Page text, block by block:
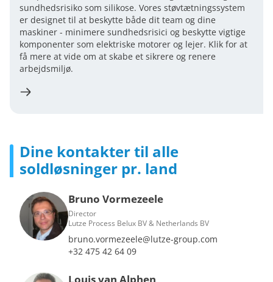
sundhedsrisiko som silikose. Vores støvtætningssystem
er designet til at beskytte både dit team og dine
maskiner - minimere sundhedsrisici og beskytte vigtige
komponenter som elektriske motorer og lejer. Klik for at
få mere at vide om at skabe et sikrere og renere
arbejdsmiljø.
Dine kontakter til alle
soldløsninger pr. land
Bruno Vormezeele
Director
Lutze Process Belux BV & Netherlands BV
bruno.vormezeele@lutze-group.com
+32 475 42 64 09